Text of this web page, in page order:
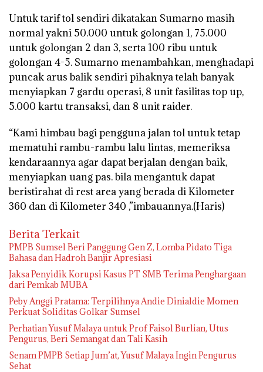
Untuk tarif tol sendiri dikatakan Sumarno masih
normal yakni 50.000 untuk golongan 1, 75.000
untuk golongan 2 dan 3, serta 100 ribu untuk
golongan 4-5. Sumarno menambahkan, menghadapi
puncak arus balik sendiri pihaknya telah banyak
menyiapkan 7 gardu operasi, 8 unit fasilitas top up,
5.000 kartu transaksi, dan 8 unit raider.
“Kami himbau bagi pengguna jalan tol untuk tetap
mematuhi rambu-rambu lalu lintas, memeriksa
kendaraannya agar dapat berjalan dengan baik,
menyiapkan uang pas. bila mengantuk dapat
beristirahat di rest area yang berada di Kilometer
360 dan di Kilometer 340 ,”imbauannya.(Haris)
Berita Terkait
PMPB Sumsel Beri Panggung Gen Z, Lomba Pidato Tiga
Bahasa dan Hadroh Banjir Apresiasi
Jaksa Penyidik Korupsi Kasus PT SMB Terima Penghargaan
dari Pemkab MUBA
Peby Anggi Pratama: Terpilihnya Andie Dinialdie Momen
Perkuat Soliditas Golkar Sumsel
Perhatian Yusuf Malaya untuk Prof Faisol Burlian, Utus
Pengurus, Beri Semangat dan Tali Kasih
Senam PMPB Setiap Jum’at, Yusuf Malaya Ingin Pengurus
Sehat